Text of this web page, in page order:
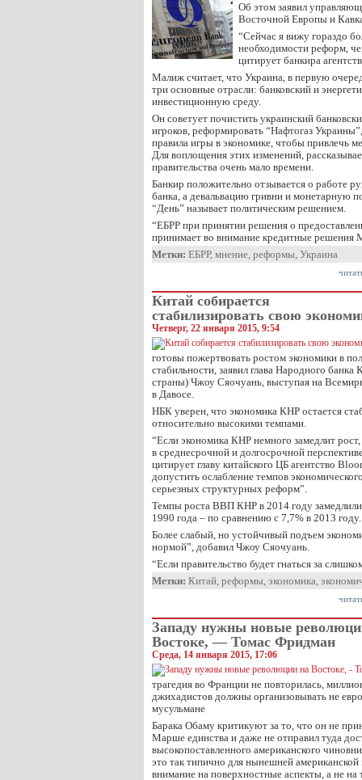
Об этом заявил
Восточной Европы и
“Сейчас я вижу гораздо
необходимости реформ,
цитирует банкира
Малиж считает, что Украина, в первую
три основные отрасли: банковский и
инвестиционную среду.
Он советует почистить украинский
игроков, реформировать “Нафтогаз
правила игры в экономике, чтобы привлечь
Для воплощения этих изменений,
правительства очень мало времени.
Банкир положительно отзывается о работе
банка, а девальвацию гривни и монетарную
“День” называет политическим решением.
“ЕБРР при принятии решения о
принимает во внимание кредитные
Метки: ЕБРР, мнение, реформы, Украина
Китай собирается
стабилизировать свою
Четверг, 22 января 2015, 9:54
готовы пожертвовать ростом экономики в
стабильности, заявил глава Народного
страны) Чжоу Сяочуань, выступая на
в Давосе.
НБК уверен, что экономика КНР остается
относительно высокими темпами.
“Если экономика КНР немного замедлит
в среднесрочной и долгосрочной
цитирует главу китайского ЦБ агентство
допустить ослабление темпов
серьезных структурных реформ”.
Темпы роста ВВП КНР в 2014 году
1990 года – по сравнению с 7,7% в 2013 году.
Более слабый, но устойчивый подъем
нормой”, добавил Чжоу Сяочуань.
“Если правительство будет гнаться за
Метки: Китай, реформы, экономика,
Западу нужны новые
Востоке, — Томас Фридман
Среда, 14 января 2015, 17:06
трагедия во Франции не повторилась,
джихадистов должны организовывать не
мусульмане
Барака Обаму критикуют за то, что он не
Марше единства и даже не отправил туда
высокопоставленного американского
это так типично для нынешней
внимание на поверхностные аспекты, а не на